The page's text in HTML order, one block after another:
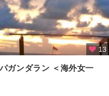
13
ガンダラン ＜海外女一